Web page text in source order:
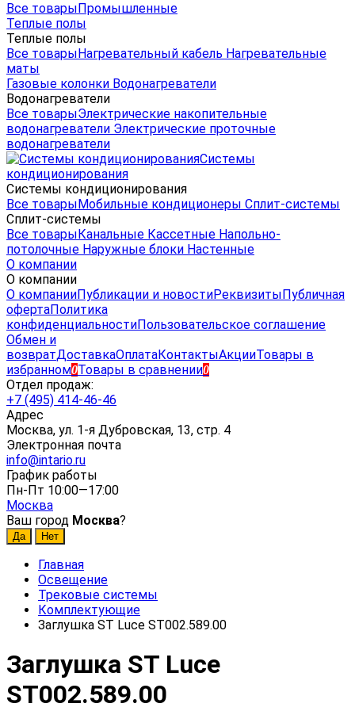
Все товарыПромышленные
Теплые полы
Теплые полы
Все товарыНагревательный кабель Нагревательные
маты
Газовые колонки Водонагреватели
Водонагреватели
Все товарыЭлектрические накопительные
водонагреватели Электрические проточные
водонагреватели
Системы
кондиционирования
Системы кондиционирования
Все товарыМобильные кондиционеры Сплит-системы
Сплит-системы
Все товарыКанальные Кассетные Напольно-
потолочные Наружные блоки Настенные
О компании
О компании
О компанииПубликации и новостиРеквизитыПубличная
офертаПолитика
конфиденциальностиПользовательское соглашение
Обмен и
возвратДоставкаОплатаКонтактыАкцииТовары в
избранном0Товары в сравнении0
Отдел продаж:
+7 (495) 414-46-46
Адрес
Москва, ул. 1-я Дубровская, 13, стр. 4
Электронная почта
info@intario.ru
График работы
Пн-Пт 10:00—17:00
Москва
Ваш город Москва?
Главная
Освещение
Трековые системы
Комплектующие
Заглушка ST Luce ST002.589.00
Заглушка ST Luce
ST002.589.00